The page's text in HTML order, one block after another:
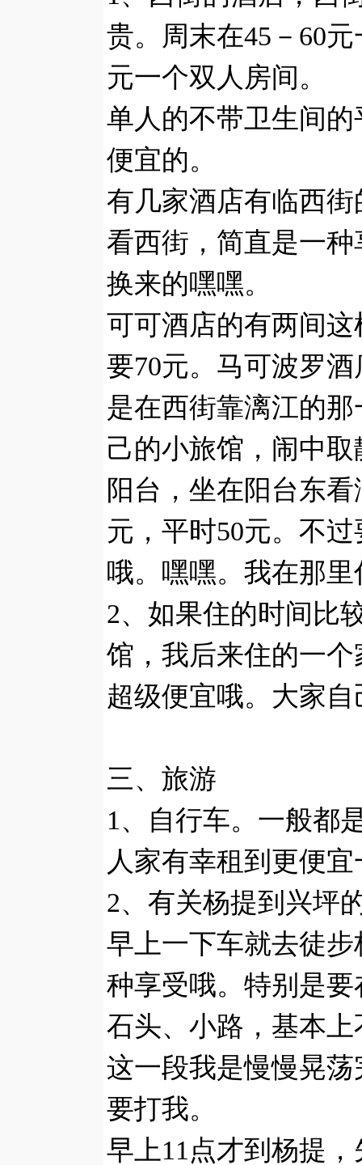
贵。周末在45－60
元一个双人房间。
单人的不带卫生间
便宜的。
有几家酒店有临西
看西街，简直是一
换来的嘿嘿。
可可酒店的有两间
要70元。马可波罗
是在西街靠漓江的
己的小旅馆，闹中
阳台，坐在阳台东
元，平时50元。不
哦。嘿嘿。我在那里
2、如果住的时间比
馆，我后来住的一
超级便宜哦。大家
三、旅游
1、自行车。一般都
人家有幸租到更便
2、有关杨提到兴坪
早上一下车就去徒
种享受哦。特别是
石头、小路，基本
这一段我是慢慢晃
要打我。
早上11点才到杨提